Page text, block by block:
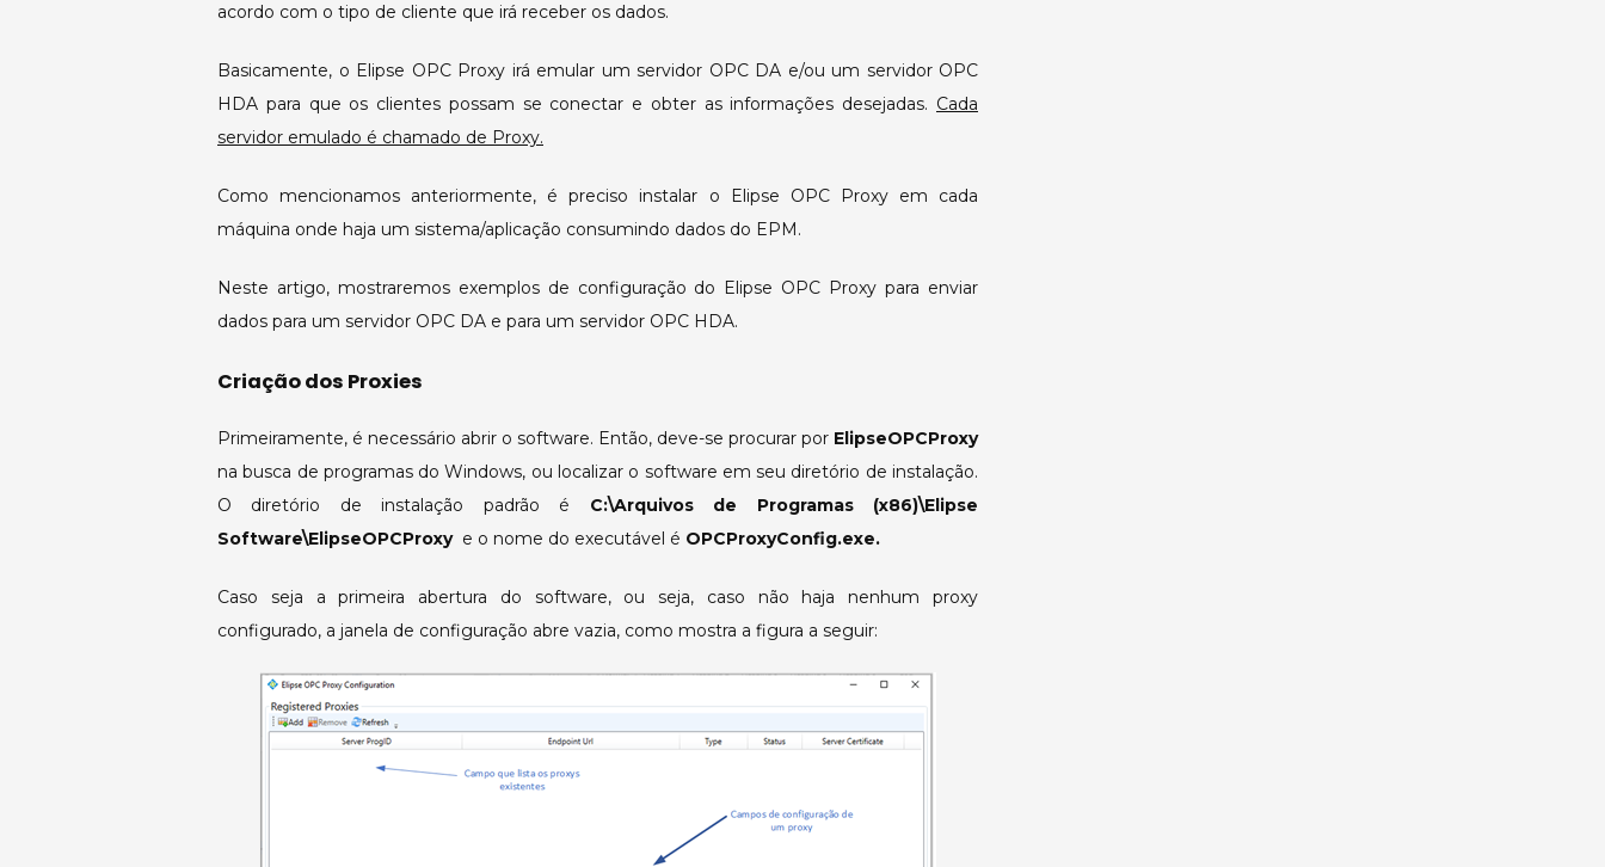
acordo com o tipo de cliente que irá receber os dados.
Basicamente, o Elipse OPC Proxy irá emular um servidor OPC DA e/ou um servidor OPC
HDA para que os clientes possam se conectar e obter as informações desejadas. Cada
servidor emulado é chamado de Proxy.
Como mencionamos anteriormente, é preciso instalar o Elipse OPC Proxy em cada
máquina onde haja um sistema/aplicação consumindo dados do EPM.
Neste artigo, mostraremos exemplos de configuração do Elipse OPC Proxy para enviar
dados para um servidor OPC DA e para um servidor OPC HDA.
Criação dos Proxies
Primeiramente, é necessário abrir o software. Então, deve-se procurar por ElipseOPCProxy
na busca de programas do Windows, ou localizar o software em seu diretório de instalação.
O diretório de instalação padrão é C:\Arquivos de Programas (x86)\Elipse
Software\ElipseOPCProxy e o nome do executável é OPCProxyConfig.exe.
Caso seja a primeira abertura do software, ou seja, caso não haja nenhum proxy
configurado, a janela de configuração abre vazia, como mostra a figura a seguir: